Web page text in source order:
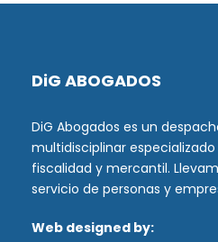
DiG ABOGADOS
DiG Abogados es un
multidisciplinar
fiscalidad y mercantil.
servicio de personas y
Web designed by: